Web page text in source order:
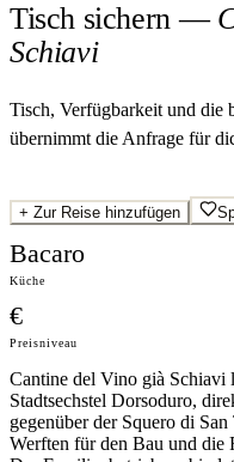
Tisch sichern—
Schiavi
Tisch, Verfügbarkeit und
übernimmt die Anfrage für
+ Zur Reise hinzufügen
Bacaro
Küche
€
Preisniveau
Cantine del Vino già Schiavi
Stadtsechstel Dorsoduro,
gegenüber der Squero di
Werften für den Bau und die